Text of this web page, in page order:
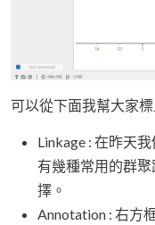
可以從下面我幫大家
Linkage : 在昨天
有幾種常用的群
擇。
Annotation : 右方